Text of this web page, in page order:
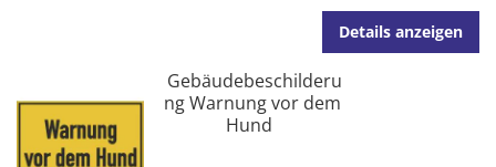
Details anzeigen
Gebäudebeschilderu
ng Warnung vor dem
Hund